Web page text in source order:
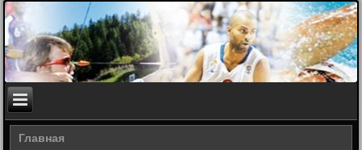
Главная